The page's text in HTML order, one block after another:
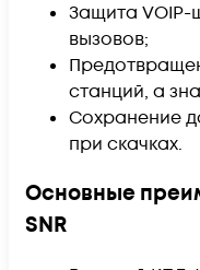
Защита
вызовов;
станций, а
Сохранение
при скачках.
Основные
SNR